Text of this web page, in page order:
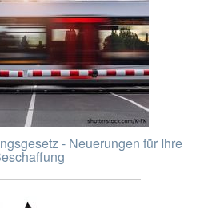
- Neuerungen für Ihre